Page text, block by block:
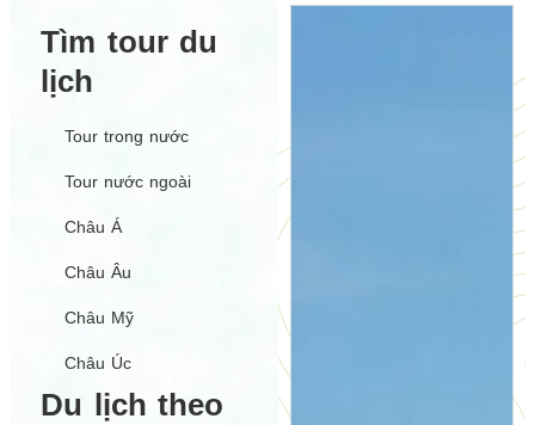
Tìm tour du
lịch
Tour trong nước
Tour nước ngoài
Châu Á
Châu Âu
Châu Mỹ
Châu Úc
Du lịch theo